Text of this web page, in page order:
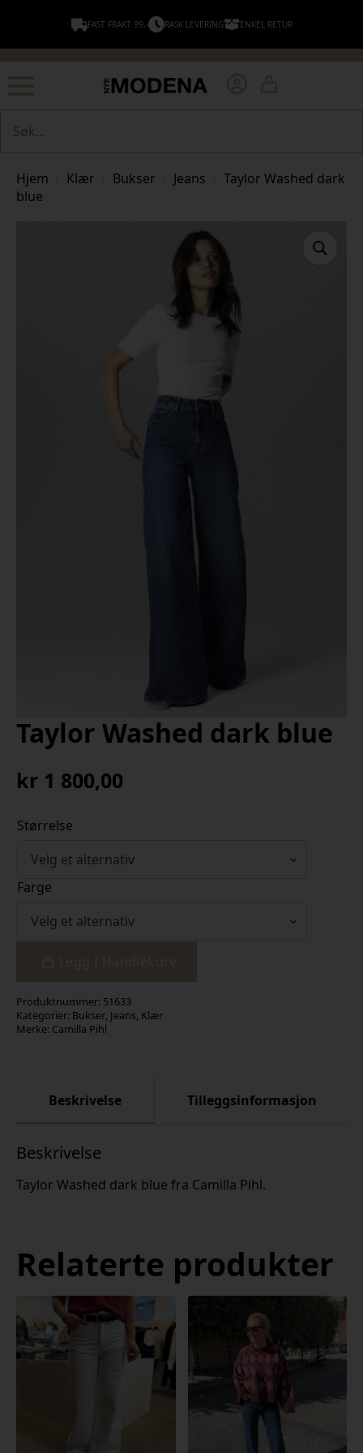
FAST FRAKT 99,- RASK LEVERING ENKEL RETUR
Hjem Klær Bukser Jeans
Taylor Washed dark
blue
Taylor Washed dark blue
kr 1 800,00
Størrelse
Farge
Produktnummer: 51633
Kategorier: Bukser, Jeans, Klær
Merke: Camilla Pihl
Beskrivelse Tilleggsinformasjon
Beskrivelse
Taylor Washed dark blue fra Camilla Pihl.
Relaterte produkter